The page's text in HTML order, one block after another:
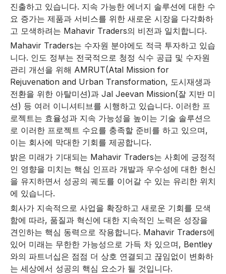
진출하고 있습니다. 지속 가능한 에너지 솔루션에 대한 수
요 증가는 제품과 서비스를 위한 새로운 시장을 다각화하
고 모색하려는 Mahavir Traders의 비전과 일치합니다.
Mahavir Traders는 수자원 분야에도 적극 투자하고 있습
니다. 인도 정부는 전국적으로 청정 식수 공급 및 수자원
관리 개선을 위해 AMRUT(Atal Mission for
Rejuvenation and Urban Transformation, 도시재생과
전환을 위한 아탈미션)과 Jal Jeevan Mission(잘 지반 미
션) 등 여러 이니셔티브를 시행하고 있습니다. 이러한 프
로젝트는 효율성과 지속 가능성을 높이는 기술 솔루션으
로 이러한 프로젝트 수요를 충족할 준비를 하고 있으며,
이는 회사에 막대한 기회를 제공합니다.
밝은 미래가 기대되는 Mahavir Traders는 사회에 긍정적
인 영향을 미치는 핵심 인프라 개발과 우수성에 대한 헌신
을 유지하면서 성공의 궤도를 이어갈 수 있는 유리한 위치
에 있습니다.
회사가 지속적으로 사업을 확장하고 새로운 기회를 모색
함에 따라, 품질과 혁신에 대한 지속적인 노력은 성장을
견인하는 핵심 동력으로 작용합니다. Mahavir Traders에
있어 미래는 무한한 가능성으로 가득 차 있으며, Bentley
와의 파트너십은 점점 더 상호 연결되고 끊임없이 변화하
는 세상에서 성공의 핵심 요소가 될 것입니다.